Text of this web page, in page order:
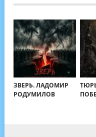
ЗВЕРЬ. ЛАДОМИР
РОДУМИЛОВ